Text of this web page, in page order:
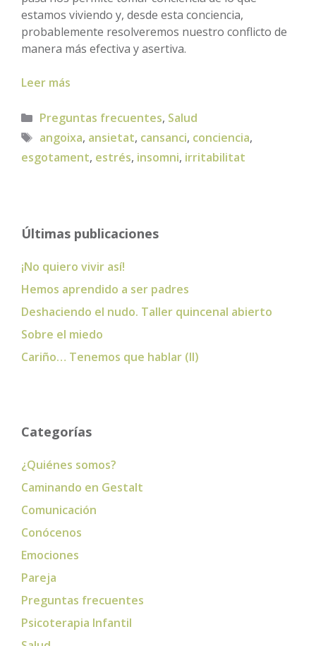
estamos viviendo y, desde esta conciencia,
probablemente resolveremos nuestro conflicto de
manera más efectiva y asertiva.
Leer más
Categorías
Preguntas frecuentes, Salud
Etiquetas
angoixa, ansietat, cansanci, conciencia,
esgotament, estrés, insomni, irritabilitat
Últimas publicaciones
¡No quiero vivir así!
Hemos aprendido a ser padres
Deshaciendo el nudo. Taller quincenal abierto
Sobre el miedo
Cariño… Tenemos que hablar (II)
Categorías
¿Quiénes somos?
Caminando en Gestalt
Comunicación
Conócenos
Emociones
Pareja
Preguntas frecuentes
Psicoterapia Infantil